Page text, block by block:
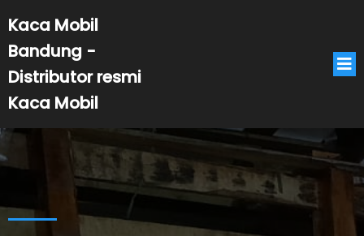
Kaca Mobil
Bandung -
Distributor resmi
Kaca Mobil